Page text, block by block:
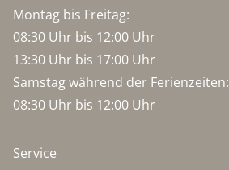
Montag bis Freitag:
08:30 Uhr bis 12:00 Uhr
13:30 Uhr bis 17:00 Uhr
Samstag während der Ferienzeiten:
08:30 Uhr bis 12:00 Uhr
Service